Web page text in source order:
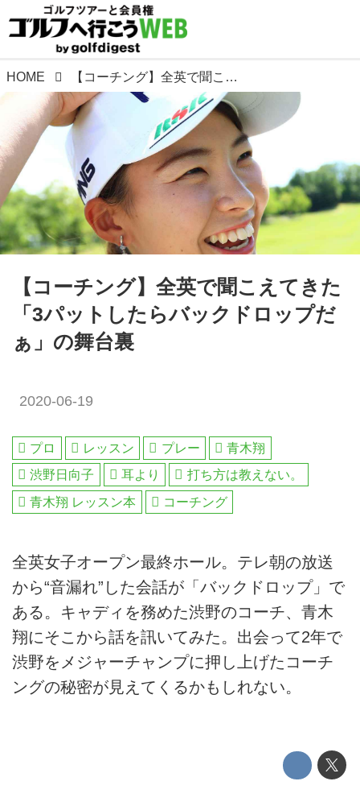
HOME 【コーチング】全英で聞こえてきた「3パットしたらバックドロップだぁ」の舞台裏
【コーチング】全英で聞こえてきた
「3パットしたらバックドロップだ
ぁ」の舞台裏
2020-06-19
プロ レッスン プレー
青木翔
渋野日向子
耳より
打ち方は教えない。
青木翔 レッスン本
コーチング
全英女子オープン最終ホール。テレ朝の放送
から“音漏れ”した会話が「バックドロップ」で
ある。キャディを務めた渋野のコーチ、青木
翔にそこから話を訊いてみた。出会って2年で
渋野をメジャーチャンプに押し上げたコーチ
ングの秘密が見えてくるかもしれない。